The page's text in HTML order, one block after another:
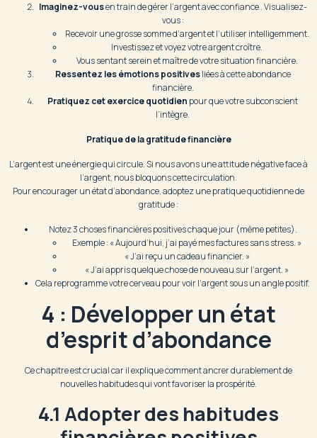
Imaginez-vousen train de gérer l’argent avec confiance . Visualisez-
vous :
Recevoir une grosse somme d’argent et l’utiliser intelligemment.
Investissez et voyez votre argent croître.
Vous sentant serein et maître de votre situation financière.
Ressentez les émotions positivesliées à cette abondance
financière.
Pratiquez cet exercice quotidien pour que votre subconscient
l’intègre.
Pratique de la gratitude financière
L’argent est une énergie qui circule. Si nous avons une attitude négative face à
l’argent, nous bloquons cette circulation.
Pour encourager un état d’abondance, adoptez une pratique quotidienne de
gratitude :
Notez 3 choses financières positives chaque jour (même petites).
Exemple : « Aujourd’hui, j’ai payé mes factures sans stress. »
« J’ai reçu un cadeau financier. »
« J’ai appris quelque chose de nouveau sur l’argent. »
Cela reprogramme votre cerveau pour voir l’argent sous un angle positif.
4 : Développer un état
d’esprit d’abondance
Ce chapitre est crucial car il explique comment ancrer durablement de
nouvelles habitudes qui vont favoriser la prospérité.
4.1 Adopter des habitudes